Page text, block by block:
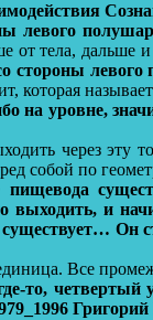
левого
от тела,
стороны
которая
на уровне,
через эту
собой по
пищевода
и
Он
Все
то, четвертый